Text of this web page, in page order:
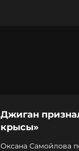
Джиган
крысы»
Оксана Самойлова